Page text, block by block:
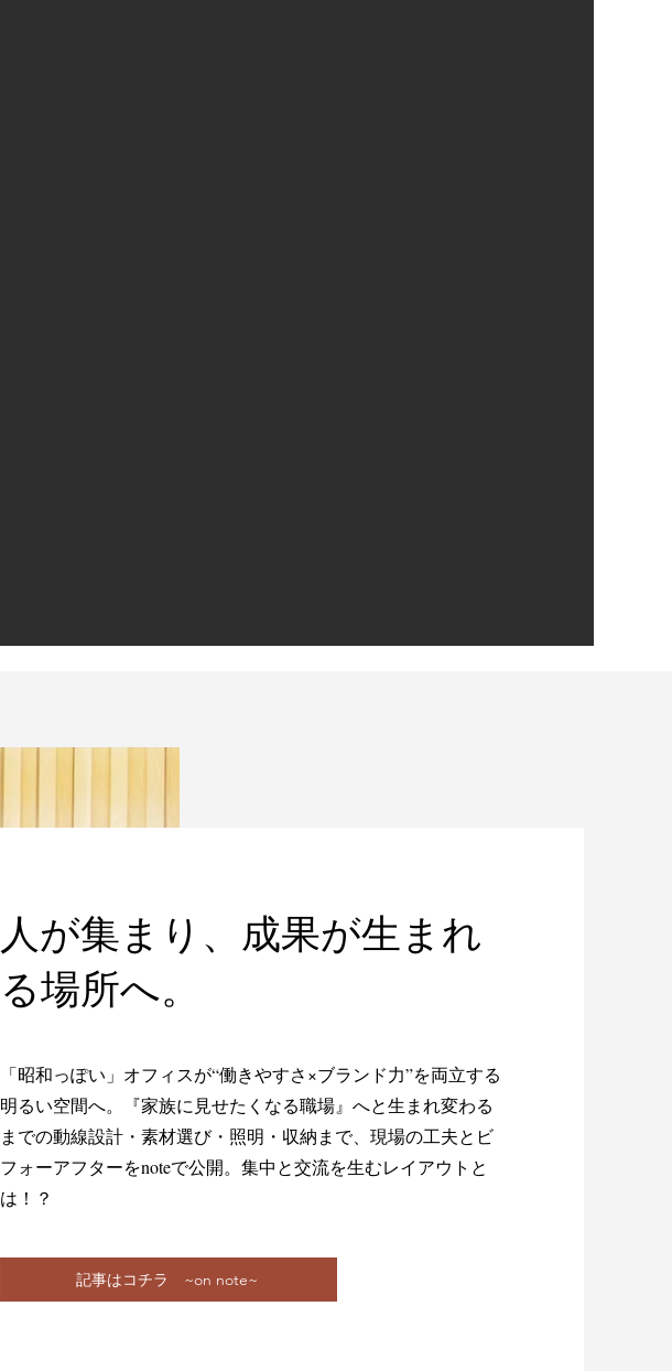
人が集まり、成果が生まれ
る場所へ。
「昭和っぽい」オフィスが“働きやすさ×ブランド力”を両立する
明るい空間へ。『家族に見せたくなる職場』へと生まれ変わる
までの動線設計・素材選び・照明・収納まで、現場の工夫とビ
フォーアフターをnoteで公開。集中と交流を生むレイアウトと
は！？
記事はコチラ ~on note~